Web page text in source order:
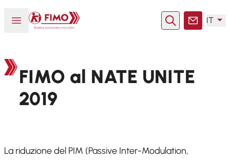
Aprire o chiudere il menu
Torna alla pagina iniziale
RicercaContatto
IT
FIMO al NATE UNITE
2019
La riduzione del PIM (Passive Inter-Modulation,